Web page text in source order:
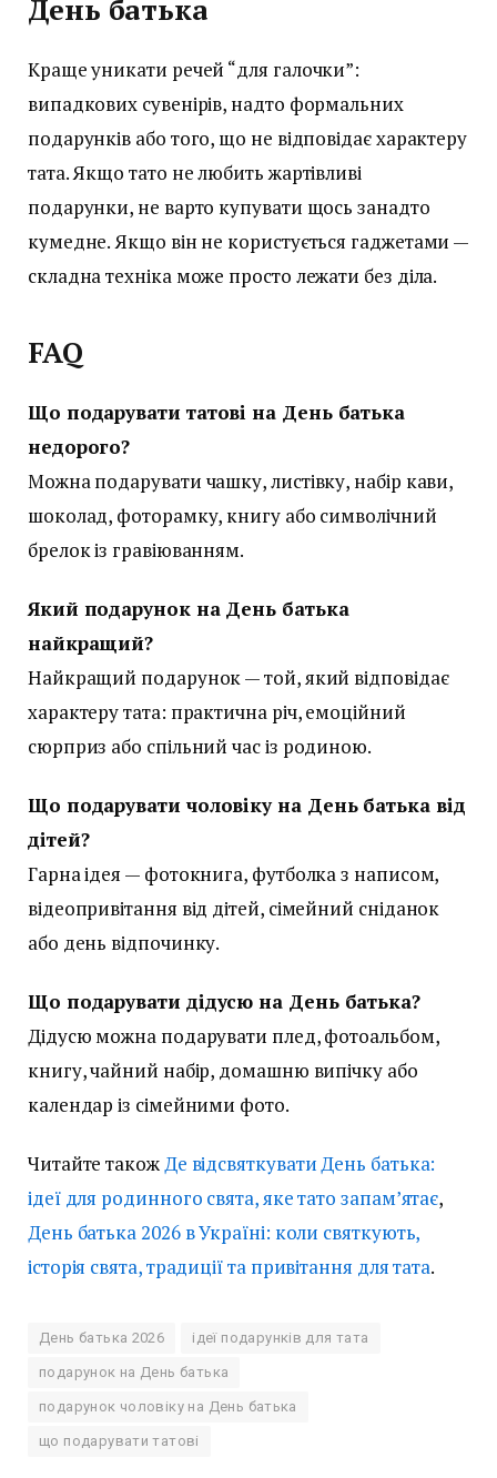
День батька
Краще уникати речей “для галочки”:
випадкових сувенірів, надто формальних
подарунків або того, що не відповідає характеру
тата. Якщо тато не любить жартівливі
подарунки, не варто купувати щось занадто
кумедне. Якщо він не користується гаджетами —
складна техніка може просто лежати без діла.
FAQ
Що подарувати татові на День батька
недорого?
Можна подарувати чашку, листівку, набір кави,
шоколад, фоторамку, книгу або символічний
брелок із гравіюванням.
Який подарунок на День батька
найкращий?
Найкращий подарунок — той, який відповідає
характеру тата: практична річ, емоційний
сюрприз або спільний час із родиною.
Що подарувати чоловіку на День батька від
дітей?
Гарна ідея — фотокнига, футболка з написом,
відеопривітання від дітей, сімейний сніданок
або день відпочинку.
Що подарувати дідусю на День батька?
Дідусю можна подарувати плед, фотоальбом,
книгу, чайний набір, домашню випічку або
календар із сімейними фото.
Читайте такожДе відсвяткувати День батька:
ідеї для родинного свята, яке тато запам’ятає,
День батька 2026 в Україні: коли святкують,
історія свята, традиції та привітання для тата.
День батька 2026 ідеї подарунків для тата
подарунок на День батька
подарунок чоловіку на День батька
що подарувати татові